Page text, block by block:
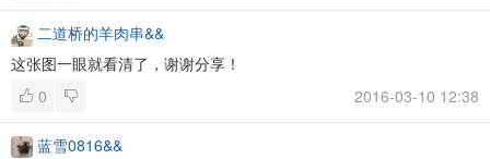
二道桥的羊肉串&&
这张图一眼就看清了，谢谢分享！
0
2016-03-10 12:38
蓝雪0816&&